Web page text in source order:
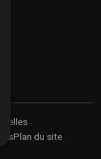
Plan du site